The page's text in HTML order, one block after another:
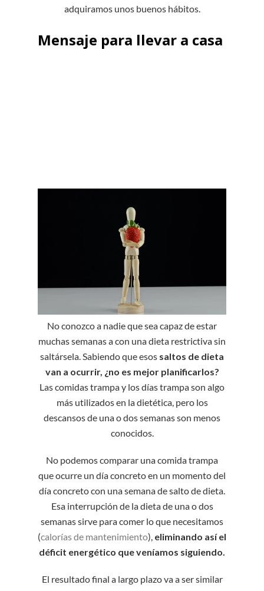
adquiramos unos buenos hábitos.
Mensaje para llevar a casa
No conozco a nadie que sea capaz de estar
muchas semanas a con una dieta restrictiva sin
saltársela. Sabiendo que esos saltos de dieta
van a ocurrir, ¿no es mejor planificarlos?
Las comidas trampa y los días trampa son algo
más utilizados en la dietética, pero los
descansos de una o dos semanas son menos
conocidos.
No podemos comparar una comida trampa
que ocurre un día concreto en un momento del
día concreto con una semana de salto de dieta.
Esa interrupción de la dieta de una o dos
semanas sirve para comer lo que necesitamos
(calorías de mantenimiento), eliminando así el
déficit energético que veníamos siguiendo.
El resultado final a largo plazo va a ser similar